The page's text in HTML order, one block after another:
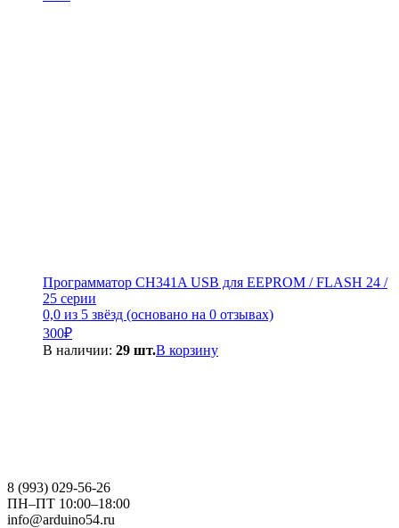
Программатор CH341A USB для EEPROM / FLASH 24 /
25 серии
0,0 из 5 звёзд (основано на 0 отзывах)
300₽
В наличии: 29 шт.В корзину
8 (993) 029-56-26
ПН–ПТ 10:00–18:00
info@arduino54.ru